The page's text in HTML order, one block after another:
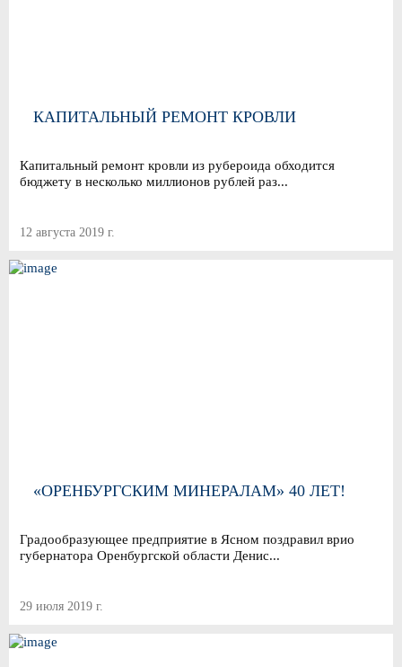
КАПИТАЛЬНЫЙ РЕМОНТ КРОВЛИ
Капитальный ремонт кровли из рубероида обходится
бюджету в несколько миллионов рублей раз...
12 августа 2019 г.
«ОРЕНБУРГСКИМ МИНЕРАЛАМ» 40 ЛЕТ!
Градообразующее предприятие в Ясном поздравил врио
губернатора Оренбургской области Денис...
29 июля 2019 г.